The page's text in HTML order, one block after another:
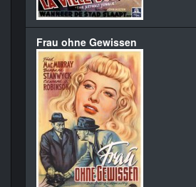
Frau ohne Gewissen